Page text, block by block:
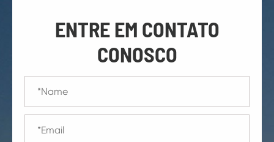
ENTRE EM CONTATO
CONOSCO